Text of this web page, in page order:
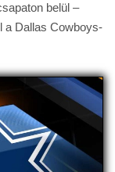
belül –
a Dallas Cowboys-